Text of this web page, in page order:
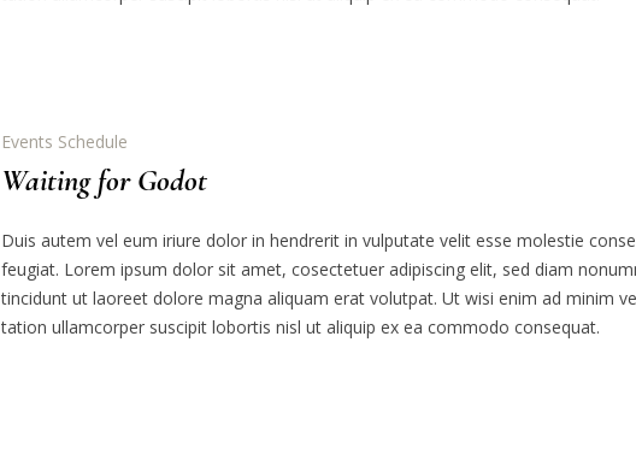
Events Schedule
Waiting for Godot
Duis autem vel eum iriure dolor in hendrerit in vulputate velit esse molestie
feugiat. Lorem ipsum dolor sit amet, cosectetuer adipiscing elit, sed diam
tincidunt ut laoreet dolore magna aliquam erat volutpat. Ut wisi enim ad minim
tation ullamcorper suscipit lobortis nisl ut aliquip ex ea commodo consequat.